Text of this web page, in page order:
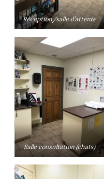
Réception/salle d’attente
Salle consultation (chats)